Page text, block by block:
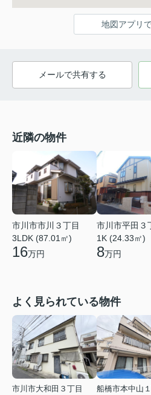
地図アプリ
メールで共有する
近隣の物件
市川市市川３丁目
3LDK (87.01㎡)
16万円
市川市平田３
1K (24.33㎡)
8万円
よく見られている物件
市川市大和田３丁目
船橋市本中山